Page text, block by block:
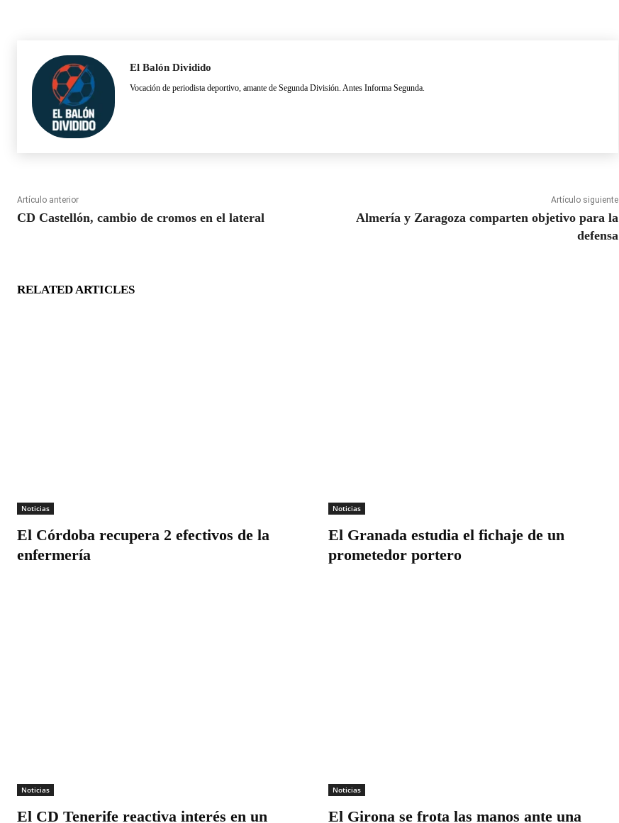
El Balón Dividido
Vocación de periodista deportivo, amante de Segunda División. Antes Informa Segunda.
Artículo anterior
CD Castellón, cambio de cromos en el lateral
Artículo siguiente
Almería y Zaragoza comparten objetivo para la
defensa
RELATED ARTICLES
Noticias
El Córdoba recupera 2 efectivos de la
enfermería
Noticias
El Granada estudia el fichaje de un
prometedor portero
Noticias
El CD Tenerife reactiva interés en un
Noticias
El Girona se frota las manos ante una